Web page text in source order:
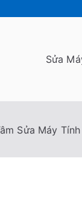
Sửa
Sửa Máy